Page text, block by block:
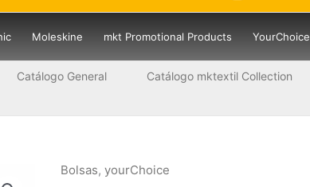
Moleskine mkt Promotional Products YourChoice
Catálogo General Catálogo mktextil Collection
Bolsas,yourChoice